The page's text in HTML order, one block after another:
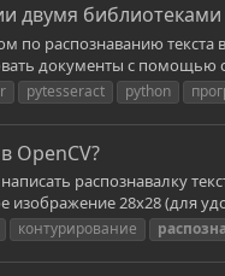
двумя
распознаванию текста
документы с помощью
pytesseract python
OpenCV?
распознавалку
изображение 28x28 (для
контурирование